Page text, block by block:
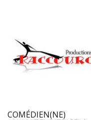
COMÉDIEN(NE)